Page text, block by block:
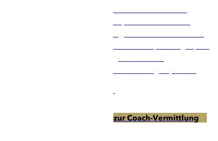
zur Coach-Vermittlung